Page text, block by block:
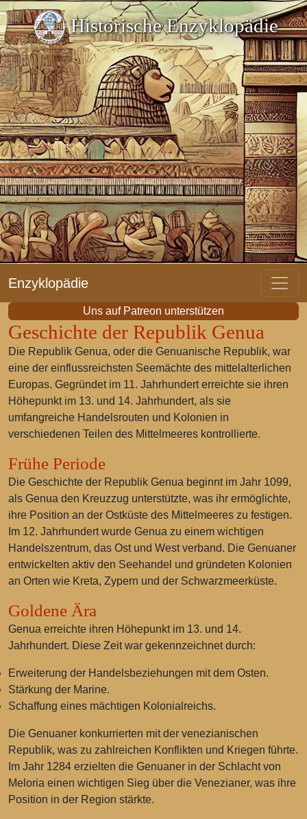
Historische Enzyklopädie
Enzyklopädie
Uns auf Patreon unterstützen
Geschichte der Republik Genua
Die Republik Genua, oder die Genuanische Republik, war
eine der einflussreichsten Seemächte des mittelalterlichen
Europas. Gegründet im 11. Jahrhundert erreichte sie ihren
Höhepunkt im 13. und 14. Jahrhundert, als sie
umfangreiche Handelsrouten und Kolonien in
verschiedenen Teilen des Mittelmeeres kontrollierte.
Frühe Periode
Die Geschichte der Republik Genua beginnt im Jahr 1099,
als Genua den Kreuzzug unterstützte, was ihr ermöglichte,
ihre Position an der Ostküste des Mittelmeeres zu festigen.
Im 12. Jahrhundert wurde Genua zu einem wichtigen
Handelszentrum, das Ost und West verband. Die Genuaner
entwickelten aktiv den Seehandel und gründeten Kolonien
an Orten wie Kreta, Zypern und der Schwarzmeerküste.
Goldene Ära
Genua erreichte ihren Höhepunkt im 13. und 14.
Jahrhundert. Diese Zeit war gekennzeichnet durch:
Erweiterung der Handelsbeziehungen mit dem Osten.
Stärkung der Marine.
Schaffung eines mächtigen Kolonialreichs.
Die Genuaner konkurrierten mit der venezianischen
Republik, was zu zahlreichen Konflikten und Kriegen führte.
Im Jahr 1284 erzielten die Genuaner in der Schlacht von
Meloria einen wichtigen Sieg über die Venezianer, was ihre
Position in der Region stärkte.